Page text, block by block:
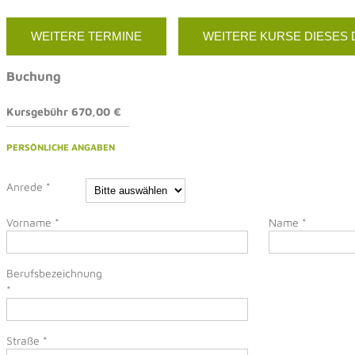
WEITERE TERMINE WEITERE KURSE DIESES
Buchung
Kursgebühr 670,00 €
PERSÖNLICHE ANGABEN
Anrede *
Vorname * Name *
Berufsbezeichnung
*
Straße *